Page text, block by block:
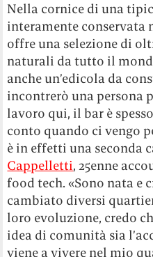
Nella cornice di una
interamente conservata
offre una selezione di
naturali da tutto il
anche un’edicola da
incontrerò una persona
lavoro qui, il bar è
conto quando ci vengo
è in effetti una seconda
Cappelletti, 25enne
food tech. «Sono nata e
cambiato diversi
loro evoluzione, credo
idea di comunità sia
viene a vivere nel mio